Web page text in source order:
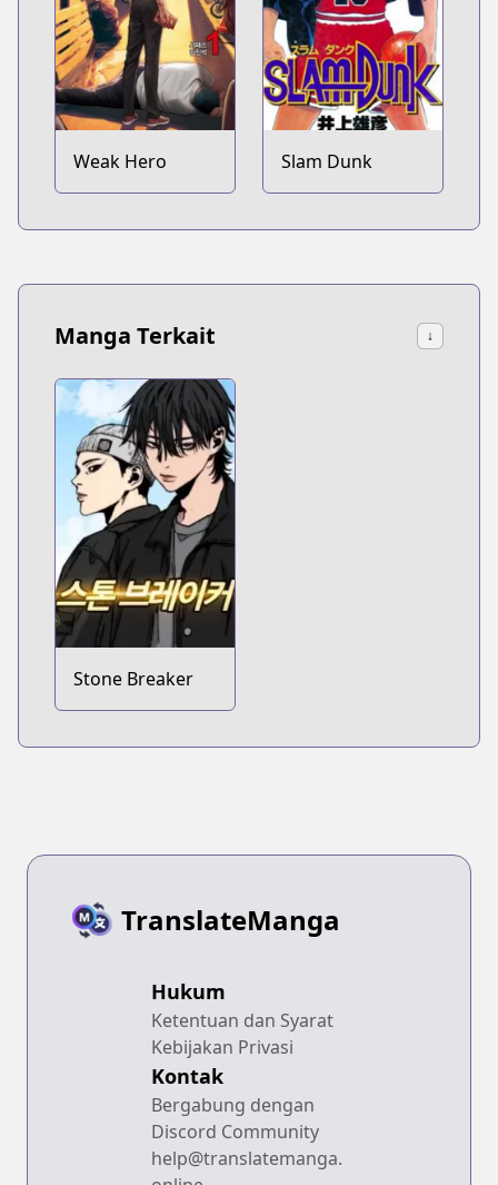
Weak Hero Slam Dunk
Manga Terkait ↓
Stone Breaker
TranslateManga
Hukum
Ketentuan dan Syarat
Kebijakan Privasi
Kontak
Bergabung dengan
Discord Community
help@translatemanga.